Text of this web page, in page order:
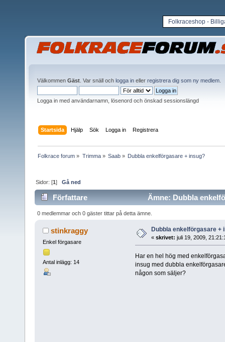
Folkraceshop -
Välkommen Gäst . Var snäll och logga in eller registrera dig som ny medlem
Logga in med användarnamn, lösenord och önskad sessionslängd
Startsida Hjälp Sök Logga in Registrera
Folkrace forum » Trimma» Saab» Dubbla enkelförgasare + insug?
Sidor: [1]Gå ned
Författare Ämne: Dubbla
0 medlemmar och 0 gäster tittar på detta ämne.
stinkraggy
Enkel förgasare
Antal inlägg: 14
Dubbla enkelförgasare +
« skrivet: juli 19, 2009,
Har en hel hög med
insug med dubbla
någon som säljer?